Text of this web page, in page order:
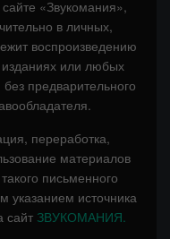
«Звукомания»,
в личных,
воспроизведению
или любых
предварительного
переработка,
материалов
письменного
указанием источника
сайт ЗВУКОМАНИЯ.